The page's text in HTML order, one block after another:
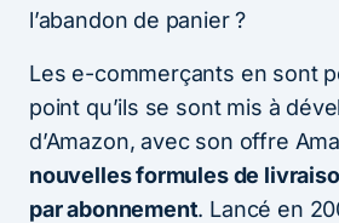
l’abandon de panier ?
Les e-commerçants en sont
point qu’ils se sont mis à
d’Amazon, avec son offre
nouvelles formules de
par abonnement. Lancé en